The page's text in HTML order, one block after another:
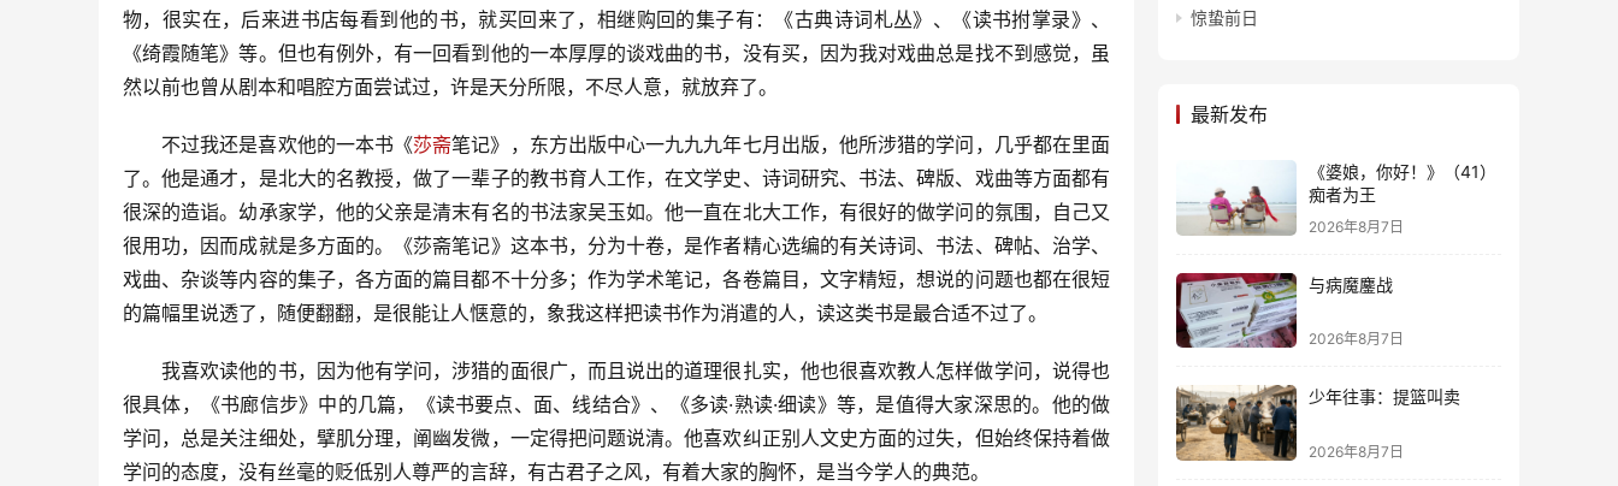
物，很实在，后来进书店每看到他的书，就买回来了，相继购回的集子有：《古典诗词札丛》、《读书拊掌录》、
《绮霞随笔》等。但也有例外，有一回看到他的一本厚厚的谈戏曲的书，没有买，因为我对戏曲总是找不到感觉，虽
然以前也曾从剧本和唱腔方面尝试过，许是天分所限，不尽人意，就放弃了。
不过我还是喜欢他的一本书《莎斋笔记》，东方出版中心一九九九年七月出版，他所涉猎的学问，几乎都在里面
了。他是通才，是北大的名教授，做了一辈子的教书育人工作，在文学史、诗词研究、书法、碑版、戏曲等方面都有
很深的造诣。幼承家学，他的父亲是清末有名的书法家吴玉如。他一直在北大工作，有很好的做学问的氛围，自己又
很用功，因而成就是多方面的。《莎斋笔记》这本书，分为十卷，是作者精心选编的有关诗词、书法、碑帖、治学、
戏曲、杂谈等内容的集子，各方面的篇目都不十分多；作为学术笔记，各卷篇目，文字精短，想说的问题也都在很短
的篇幅里说透了，随便翻翻，是很能让人惬意的，象我这样把读书作为消遣的人，读这类书是最合适不过了。
我喜欢读他的书，因为他有学问，涉猎的面很广，而且说出的道理很扎实，他也很喜欢教人怎样做学问，说得也
很具体，《书廊信步》中的几篇，《读书要点、面、线结合》、《多读·熟读·细读》等，是值得大家深思的。他的做
学问，总是关注细处，擘肌分理，阐幽发微，一定得把问题说清。他喜欢纠正别人文史方面的过失，但始终保持着做
学问的态度，没有丝毫的贬低别人尊严的言辞，有古君子之风，有着大家的胸怀，是当今学人的典范。
惊蛰前日
最新发布
《婆娘，你好！》（41）
痴者为王
2026年8月7日
与病魔鏖战
2026年8月7日
少年往事：提篮叫卖
2026年8月7日